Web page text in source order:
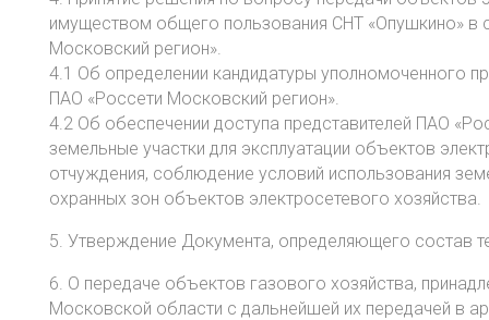
имуществом общего пользования СНТ «Опушкино» в
Московский регион».
4.1 Об определении кандидатуры уполномоченного
ПАО «Россети Московский регион».
4.2 Об обеспечении доступа представителей ПАО
земельные участки для эксплуатации объектов
отчуждения, соблюдение условий использования
охранных зон объектов электросетевого хозяйства.
5. Утверждение Документа, определяющего состав
6. О передаче объектов газового хозяйства,
Московской области с дальнейшей их передачей в